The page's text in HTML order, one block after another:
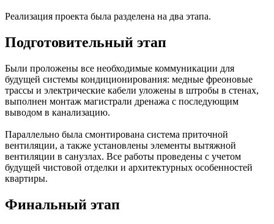
Реализация проекта была разделена на два этапа.
Подготовительный этап
Были проложены все необходимые коммуникации для
будущей системы кондиционирования: медные фреоновые
трассы и электрические кабели уложены в штробы в стенах,
выполнен монтаж магистрали дренажа с последующим
выводом в канализацию.
Параллельно была смонтирована система приточной
вентиляции, а также установлены элементы вытяжной
вентиляции в санузлах. Все работы проведены с учетом
будущей чистовой отделки и архитектурных особенностей
квартиры.
Финальный этап